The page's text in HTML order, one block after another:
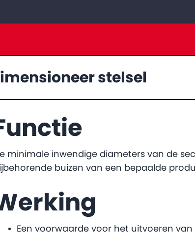
stelsel
minimale inwendige diameters van de
buizen van een bepaalde
Een voorwaarde voor het uitvoeren